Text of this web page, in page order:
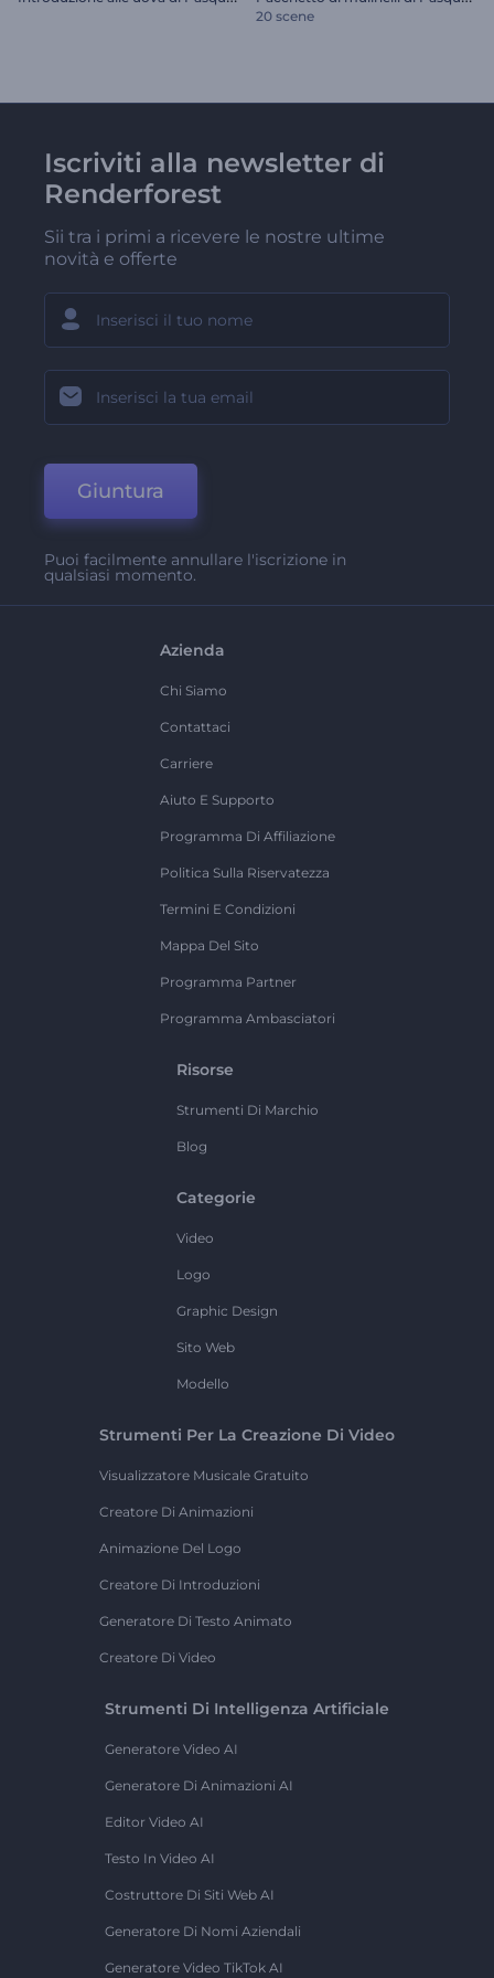
20 scene
Iscriviti alla newsletter di
Renderforest
Sii tra i primi a ricevere le nostre ultime
novità e offerte
Giuntura
Puoi facilmente annullare l'iscrizione in
qualsiasi momento.
Azienda
Chi Siamo
Contattaci
Carriere
Aiuto E Supporto
Programma Di Affiliazione
Politica Sulla Riservatezza
Termini E Condizioni
Mappa Del Sito
Programma Partner
Programma Ambasciatori
Risorse
Strumenti Di Marchio
Blog
Categorie
Video
Logo
Graphic Design
Sito Web
Modello
Strumenti Per La Creazione Di Video
Visualizzatore Musicale Gratuito
Creatore Di Animazioni
Animazione Del Logo
Creatore Di Introduzioni
Generatore Di Testo Animato
Creatore Di Video
Strumenti Di Intelligenza Artificiale
Generatore Video AI
Generatore Di Animazioni AI
Editor Video AI
Testo In Video AI
Costruttore Di Siti Web AI
Generatore Di Nomi Aziendali
Generatore Video TikTok AI